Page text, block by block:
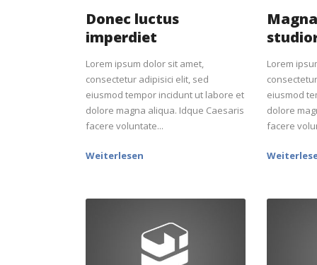
Donec luctus
imperdiet
Lorem ipsum dolor sit amet,
consectetur adipisici elit, sed
eiusmod tempor incidunt ut labore et
dolore magna aliqua. Idque Caesaris
facere voluntate...
Weiterlesen
Lorem
eiusmod
dolore
facere